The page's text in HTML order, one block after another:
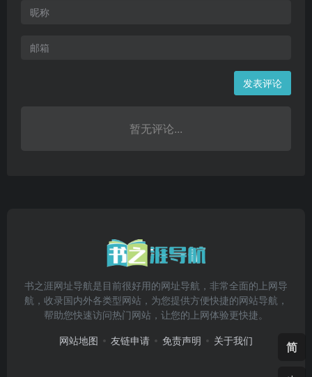
发表评论
暂无评论...
书之涯网址导航是目前很好用的网址导航，非常全面的上网导
航，收录国内外各类型网站，为您提供方便快捷的网站导航，
帮助您快速访问热门网站，让您的上网体验更快捷。
网站地图 友链申请 免责声明 关于我们 简